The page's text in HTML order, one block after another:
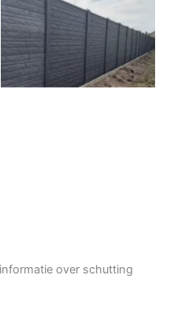
Rots motief antraciet
over schutting